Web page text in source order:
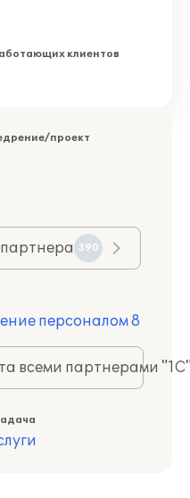
клиентов
проект
390
персоналом 8
всеми партнерами